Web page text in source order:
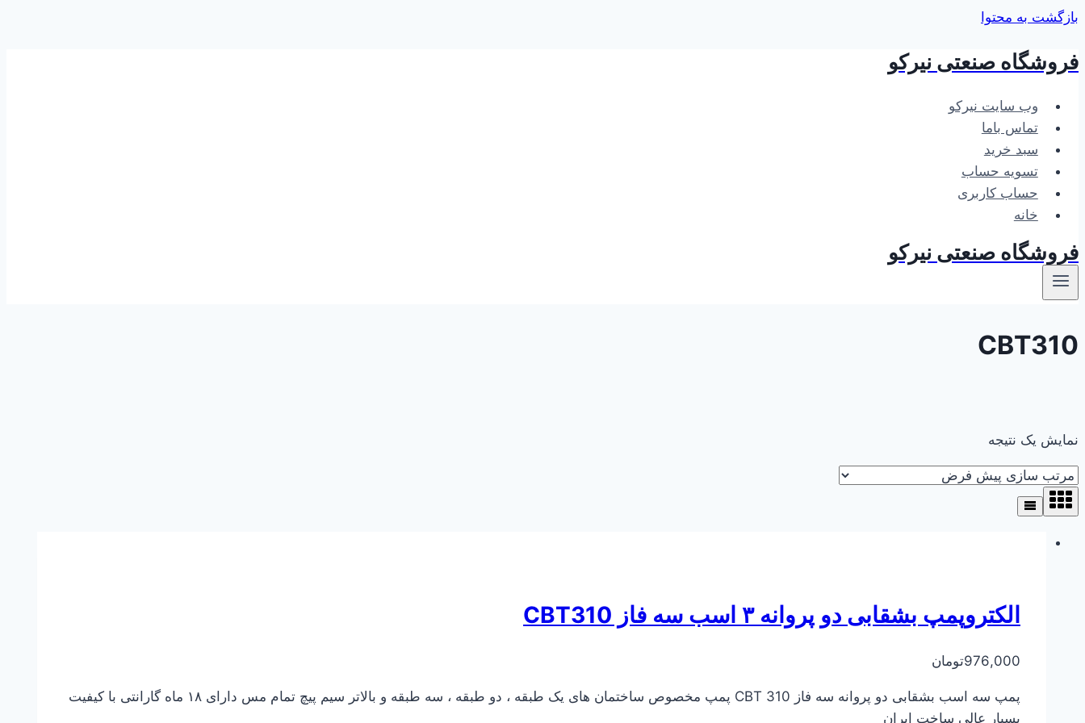
بازگشت به محتوا
فروشگاه صنعتی نیرکو
وب سایت نیرکو
تماس باما
سبد خرید
تسویه حساب
حساب کاربری
خانه
فروشگاه صنعتی نیرکو
CBT310
نمایش یک نتیجه
الکتروپمپ بشقابی دو پروانه ۳ اسب سه فاز CBT310
976,000تومان
پمپ سه اسب بشقابی دو پروانه سه فاز CBT 310 پمپ مخصوص ساختمان های یک طبقه ، دو طبقه ، سه طبقه و بالاتر سیم پیچ تمام مس دارای ۱۸ ماه گارانتی با کیفیت
بسیار عالی ساخت ایران